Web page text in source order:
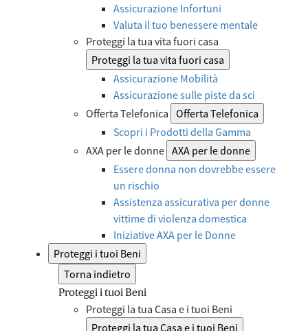
Assicurazione Infortuni
Valuta il tuo benessere mentale
Proteggi la tua vita fuori casa
Proteggi la tua vita fuori casa
Assicurazione Mobilità
Assicurazione sulle piste da sci
Offerta Telefonica Offerta Telefonica
Scopri i Prodotti della Gamma
AXA per le donne AXA per le donne
Essere donna non dovrebbe essere
un rischio
Assistenza assicurativa per donne
vittime di violenza domestica
Iniziative AXA per le Donne
Proteggi i tuoi Beni
Torna indietro
Proteggi i tuoi Beni
Proteggi la tua Casa e i tuoi Beni
Proteggi la tua Casa e i tuoi Beni